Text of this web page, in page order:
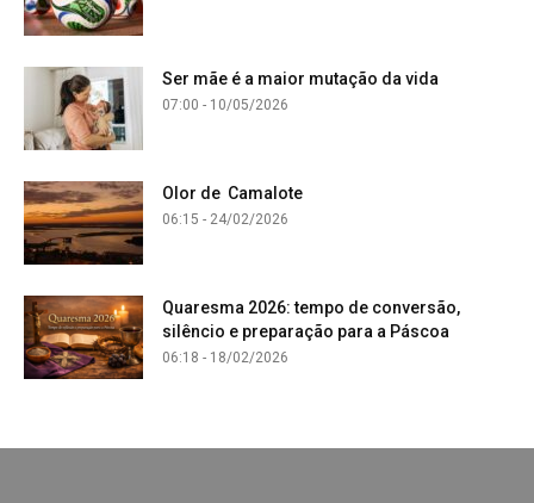
Ser mãe é a maior mutação da vida
07:00 - 10/05/2026
Olor de Camalote
06:15 - 24/02/2026
Quaresma 2026: tempo de conversão,
silêncio e preparação para a Páscoa
06:18 - 18/02/2026